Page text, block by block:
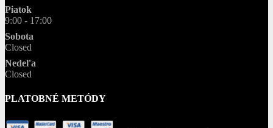
Piatok
9:00 - 17:00
Sobota
Closed
Nedeľa
Closed
PLATOBNÉ METÓDY